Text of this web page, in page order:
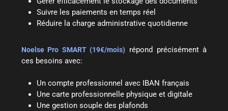
Suivre les paiements en temps réel
Réduire la charge administrative quotidienne
Noelse Pro SMART (19€/mois) répond précisément à
ces besoins avec:
Un compte professionnel avec IBAN français
Une carte professionnelle physique et digitale
Une gestion souple des plafonds